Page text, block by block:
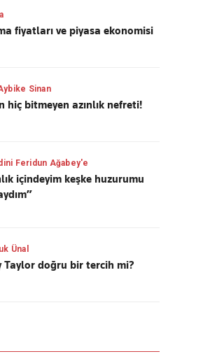
fiyatları ve piyasa ekonomisi
Sinan
hiç bitmeyen azınlık nefreti!
Feridun Ağabey'e
içindeyim keşke huzurumu
Ünal
Taylor doğru bir tercih mi?